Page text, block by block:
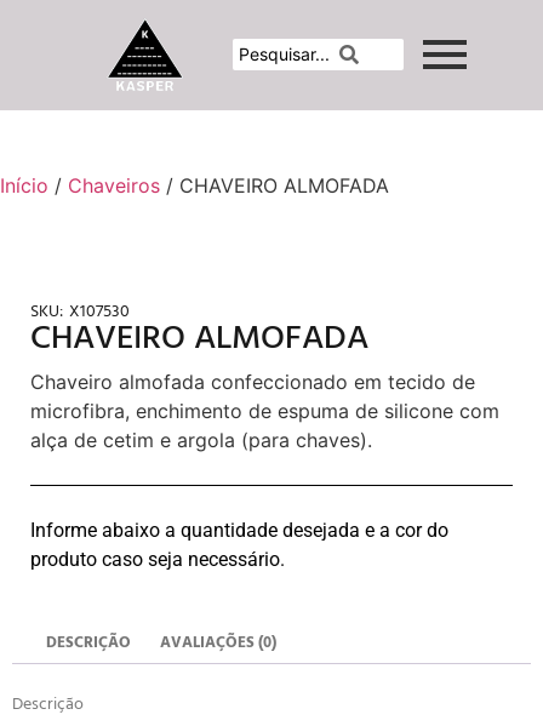
Início / Chaveiros / CHAVEIRO ALMOFADA
SKU: X107530
CHAVEIRO ALMOFADA
Chaveiro almofada confeccionado em tecido de
microfibra, enchimento de espuma de silicone com
alça de cetim e argola (para chaves).
Informe abaixo a quantidade desejada e a cor do
produto caso seja necessário.
DESCRIÇÃO AVALIAÇÕES (0)
Descrição